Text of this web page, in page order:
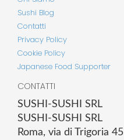
Sushi Blog
Contatti
Privacy Policy
Cookie Policy
Japanese Food Supporter
CONTATTI
SUSHI-SUSHI SRL
SUSHI-SUSHI SRL
Roma, via di Trigoria 45